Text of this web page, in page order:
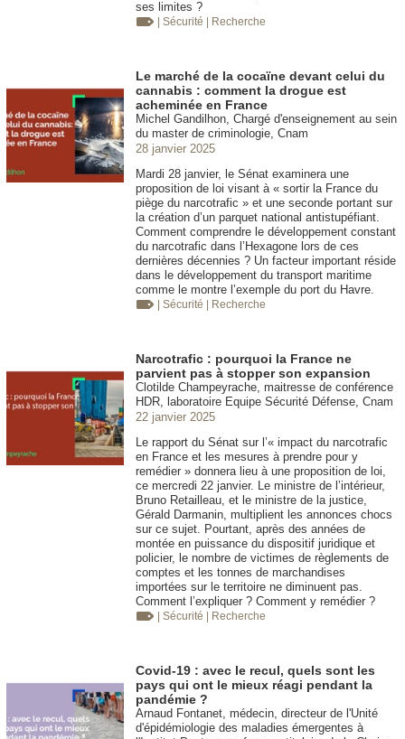
ses limites ?
| Sécurité | Recherche
Le marché de la cocaïne devant celui du
cannabis : comment la drogue est
acheminée en France
Michel Gandilhon, Chargé d'enseignement au sein
du master de criminologie, Cnam
28 janvier 2025
Mardi 28 janvier, le Sénat examinera une
proposition de loi visant à « sortir la France du
piège du narcotrafic » et une seconde portant sur
la création d’un parquet national antistupéfiant.
Comment comprendre le développement constant
du narcotrafic dans l’Hexagone lors de ces
dernières décennies ? Un facteur important réside
dans le développement du transport maritime
comme le montre l’exemple du port du Havre.
| Sécurité | Recherche
Narcotrafic : pourquoi la France ne
parvient pas à stopper son expansion
Clotilde Champeyrache, maitresse de conférence
HDR, laboratoire Equipe Sécurité Défense, Cnam
22 janvier 2025
Le rapport du Sénat sur l’« impact du narcotrafic
en France et les mesures à prendre pour y
remédier » donnera lieu à une proposition de loi,
ce mercredi 22 janvier. Le ministre de l’intérieur,
Bruno Retailleau, et le ministre de la justice,
Gérald Darmanin, multiplient les annonces chocs
sur ce sujet. Pourtant, après des années de
montée en puissance du dispositif juridique et
policier, le nombre de victimes de règlements de
comptes et les tonnes de marchandises
importées sur le territoire ne diminuent pas.
Comment l’expliquer ? Comment y remédier ?
| Sécurité | Recherche
Covid-19 : avec le recul, quels sont les
pays qui ont le mieux réagi pendant la
pandémie ?
Arnaud Fontanet, médecin, directeur de l'Unité
d'épidémiologie des maladies émergentes à